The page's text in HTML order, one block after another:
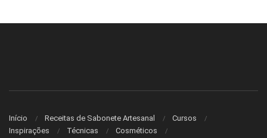
Início Receitas de Sabonete Artesanal
Cursos
Inspirações
Técnicas Cosméticos